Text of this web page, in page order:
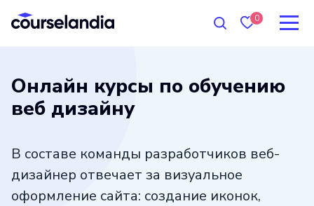
0
Онлайн курсы по обучению
веб дизайну
В составе команды разработчиков веб-
дизайнер отвечает за визуальное
оформление сайта: создание иконок,